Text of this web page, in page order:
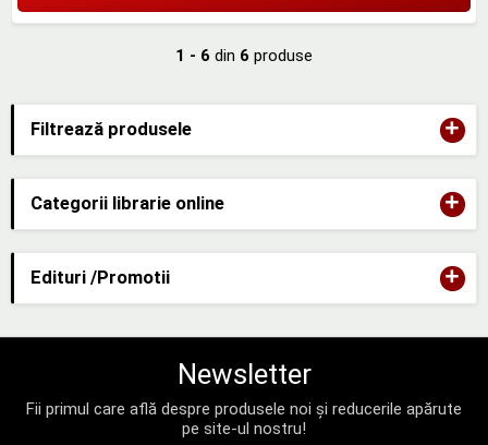
Filtrează produsele +
Categorii librarie online +
Edituri /Promotii +
1 - 6 din 6 produse
Newsletter
Fii primul care află despre produsele noi și reducerile apărute
pe site-ul nostru!